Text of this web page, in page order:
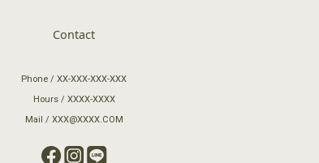
Contact
Phone / XX-XXX-XXX-XXX
Hours / XXXX-XXXX
Mail / XXX@XXXX.COM